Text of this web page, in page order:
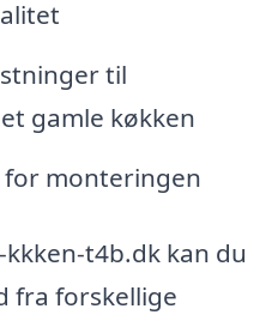
til
gamle køkken
monteringen
t4b.dk kan du
fra forskellige